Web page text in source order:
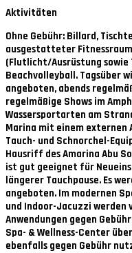
Aktivitäten
Ohne Gebühr: Billard,
ausgestatteter
(Flutlicht/Ausrüstung sowie
Beachvolleyball. Tagsüber
angeboten, abends
regelmäßige Shows im
Wassersportarten am
Marina mit einem externen
Tauch- und Schnorchel-
Hausriff des Amarina Abu
ist gut geeignet für
längerer Tauchpause. Es
angeboten. Im modernen
und Indoor-Jacuzzi werden
Anwendungen gegen
Spa- & Wellness-Center
ebenfalls gegen Gebühr